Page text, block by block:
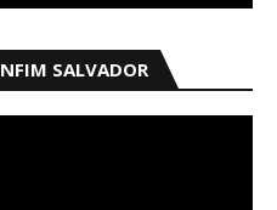
SALVADOR